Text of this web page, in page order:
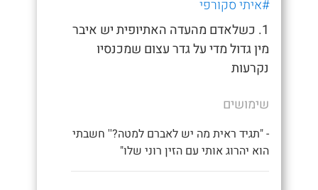
#איתי סקורפי
1. כשלאדם מהעדה האתיופית יש איבר
מין גדול מדי על גדר עצום שמכנסיו
נקרעות
שימושים
- "תגיד ראית מה יש לאברם למטה?'' חשבתי
הוא יהרוג אותי עם הזין רוני שלו"